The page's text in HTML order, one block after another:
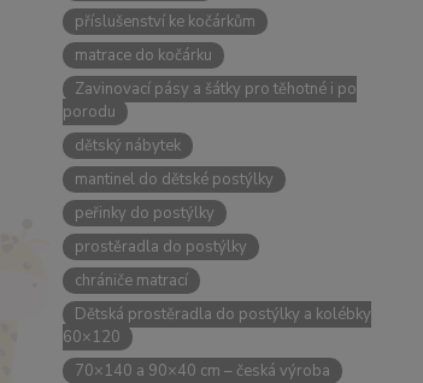
příslušenství ke kočárkům
matrace do kočárku
Zavinovací pásy a šátky pro těhotné i po
porodu
dětský nábytek
mantinel do dětské postýlky
peřinky do postýlky
prostěradla do postýlky
chrániče matrací
Dětská prostěradla do postýlky a kolébky
60×120
70×140 a 90×40 cm – česká výroba